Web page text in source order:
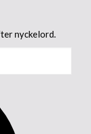
nyckelord.